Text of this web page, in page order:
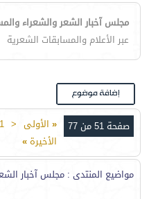
مجلس آخبار الشعر والشعراء
عبر الأعلام والمسابقات الشعرية
صفحة 51 من 77 « الأولى <
الأخيرة»
مواضيع المنتدى : مجلس آخبار